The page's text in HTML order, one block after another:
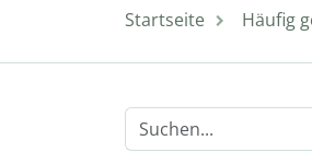
Startseite Häufig